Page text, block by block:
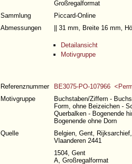
Großregalformat
Sammlung
Piccard-Online
Abmessungen
|| 31 mm, Breite 16 mm,
Detailansicht
Motivgruppe
Referenznummer
BE3075-PO-107966
Motivgruppe
Buchstaben/Ziffern -
Form, ohne Beizeichen -
Querbalken - Bogenende
Bogenende ohne Dorn
Quelle
Belgien, Gent,
Vlaanderen 2441
1504, Gent
A, Großregalformat